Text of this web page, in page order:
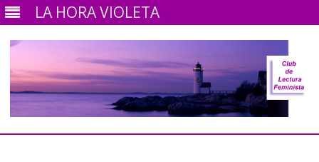
LA HORA VIOLETA